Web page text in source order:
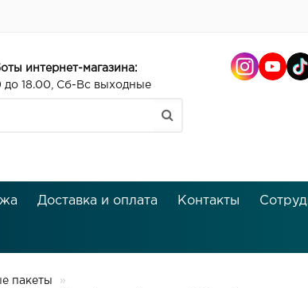
интернет-магазина:
до 18.00, Сб-Вс выходные
Доставка и оплата Контакты
пакеты